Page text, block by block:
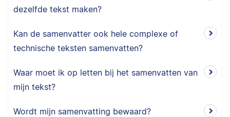
dezelfde tekst maken?
Kan de samenvatter ook hele complexe of
technische teksten samenvatten?
Waar moet ik op letten bij het samenvatten van
mijn tekst?
Wordt mijn samenvatting bewaard?